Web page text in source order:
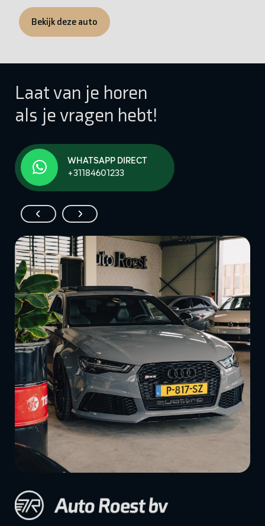
Bekijk deze auto
Laat van je horen
als je vragen hebt!
WHATSAPP DIRECT
+31184601233